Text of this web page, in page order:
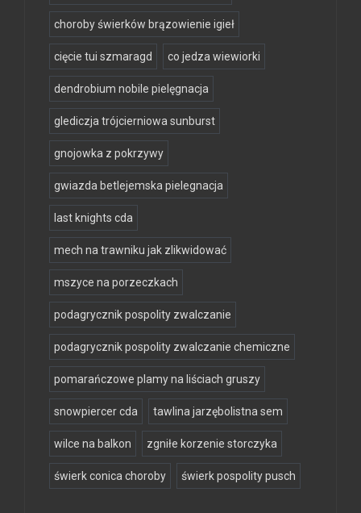
choroby świerków brązowienie igieł
cięcie tui szmaragd co jedza wiewiorki
dendrobium nobile pielęgnacja
glediczja trójcierniowa sunburst
gnojowka z pokrzywy
gwiazda betlejemska pielegnacja
last knights cda
mech na trawniku jak zlikwidować
mszyce na porzeczkach
podagrycznik pospolity zwalczanie
podagrycznik pospolity zwalczanie chemiczne
pomarańczowe plamy na liściach gruszy
snowpiercer cda tawlina jarzębolistna sem
wilce na balkon zgniłe korzenie storczyka
świerk conica choroby świerk pospolity pusch